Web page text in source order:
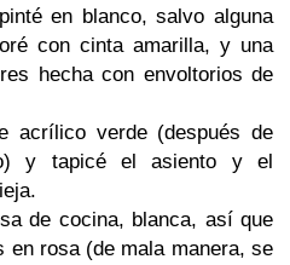
en blanco, salvo alguna
con cinta amarilla, y una
hecha con envoltorios de
acrílico verde (después de
y tapicé el asiento y el
de cocina, blanca, así que
en rosa (de mala manera, se